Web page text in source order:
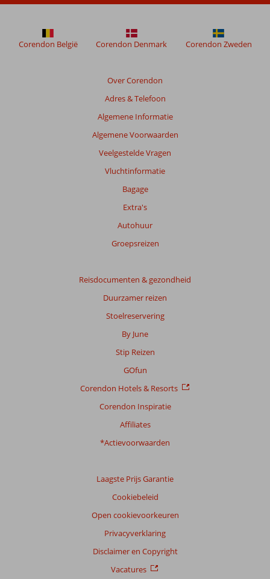
worden
meer
weergegeven
Over Corendon
Adres & Telefoon
Algemene Informatie
Algemene Voorwaarden
Veelgestelde Vragen
Vluchtinformatie
Bagage
Extra's
Autohuur
Groepsreizen
Reisdocumenten & gezondheid
Duurzamer reizen
Stoelreservering
By June
Stip Reizen
GOfun
Corendon Hotels & Resorts
Corendon Inspiratie
Affiliates
*Actievoorwaarden
Laagste Prijs Garantie
Cookiebeleid
Open cookievoorkeuren
Privacyverklaring
Disclaimer en Copyright
Vacatures
Corendon België Corendon Denmark Corendon Zweden